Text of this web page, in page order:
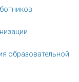
образовательной